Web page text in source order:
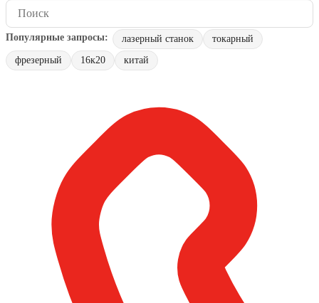
лазерный станок
токарный
фрезерный
16к20 китай